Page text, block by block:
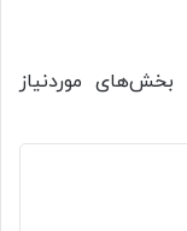
بخش‌های موردنیاز